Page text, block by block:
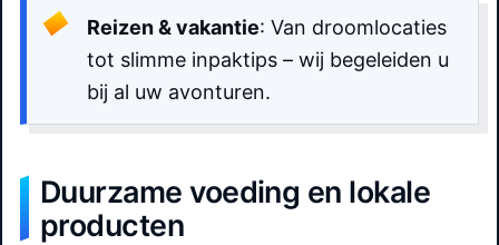
Reizen & vakantie: Van droomlocaties
tot slimme inpaktips – wij begeleiden u
bij al uw avonturen.
Duurzame voeding en lokale
producten